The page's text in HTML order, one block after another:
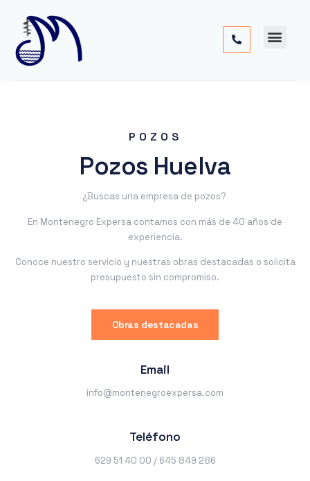
POZOS
Pozos Huelva
¿Buscas una empresa de pozos?
En Montenegro Expersa contamos con más de 40 años de
experiencia.
Conoce nuestro servicio y nuestras obras destacadas o solicita
presupuesto sin compromiso.
Obras destacadas
Email
info@montenegroexpersa.com
Teléfono
629 51 40 00 / 645 849 286